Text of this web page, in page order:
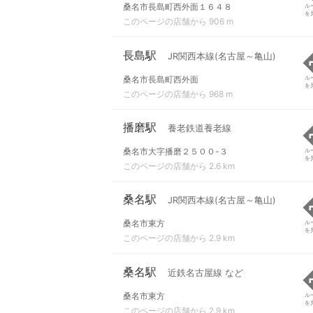
桑名市長島町西外面１６４８
このページの店舗から 906 m
ル
を
長島駅 JR関西本線(名古屋～亀山)
桑名市長島町西外面
このページの店舗から 968 m
ル
を
播磨駅 養老鉄道養老線
桑名市大字播磨２５００-３
このページの店舗から 2.6 km
ル
を
桑名駅 JR関西本線(名古屋～亀山)
桑名市東方
このページの店舗から 2.9 km
ル
を
桑名駅 近鉄名古屋線 など
桑名市東方
このページの店舗から 2.9 km
ル
を